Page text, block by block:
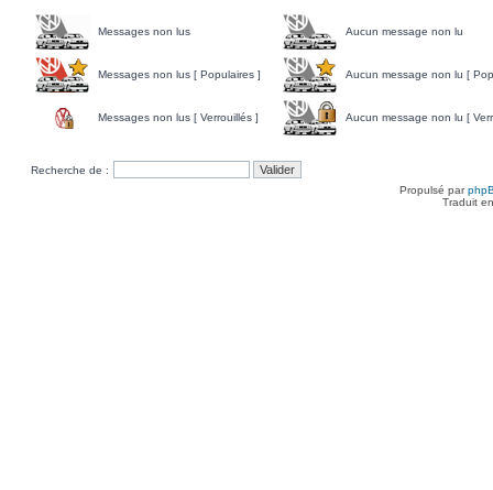
Messages non lus Aucun message non lu
Messages non lus [ Populaires ] Aucun message non lu [
Messages non lus [ Verrouillés ] Aucun message non lu [
Recherche de :
Propulsé par
Traduit